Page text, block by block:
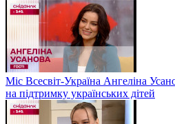
Міс Всесвіт-Україна Ангеліна
на підтримку українських дітей